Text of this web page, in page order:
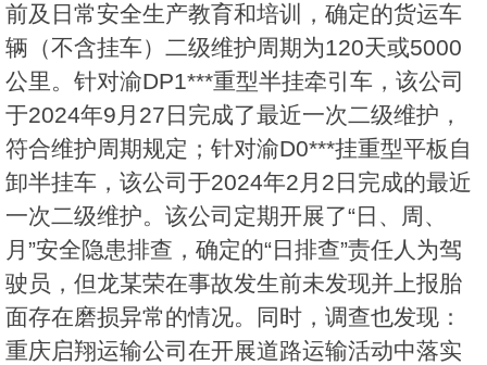
前及日常安全生产教育和培训，确定的货运车
辆（不含挂车）二级维护周期为120天或5000
公里。针对渝DP1***重型半挂牵引车，该公司
于2024年9月27日完成了最近一次二级维护，
符合维护周期规定；针对渝D0***挂重型平板自
卸半挂车，该公司于2024年2月2日完成的最近
一次二级维护。该公司定期开展了“日、周、
月”安全隐患排查，确定的“日排查”责任人为驾
驶员，但龙某荣在事故发生前未发现并上报胎
面存在磨损异常的情况。同时，调查也发现：
重庆启翔运输公司在开展道路运输活动中落实